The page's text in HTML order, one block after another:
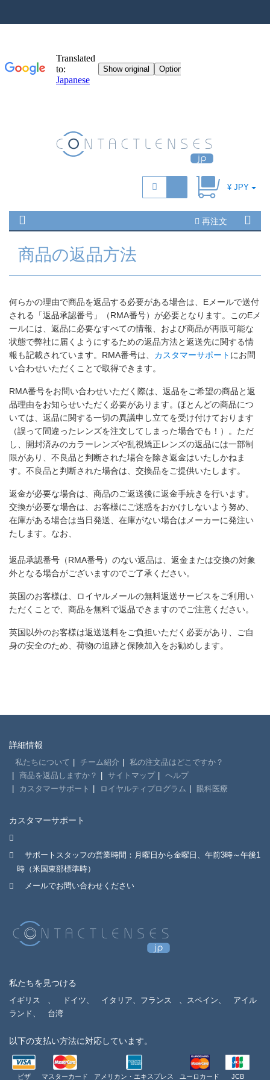
¥ JPY
再注文
商品の返品方法
何らかの理由で商品を返品する必要がある場合は、Eメールで送付
される「返品承認番号」（RMA番号）が必要となります。このEメ
ールには、返品に必要なすべての情報、および商品が再販可能な
状態で弊社に届くようにするための返品方法と返送先に関する情
報も記載されています。RMA番号は、 カスタマーサポート にお問
い合わせいただくことで取得できます。
RMA番号をお問い合わせいただく際は、返品をご希望の商品と返
品理由をお知らせいただく必要があります。ほとんどの商品につ
いては、返品に関する一切の異議申し立てを受け付けております
（誤って間違ったレンズを注文してしまった場合でも！）。ただ
し、開封済みのカラーレンズや乱視矯正レンズの返品には一部制
限があり、不良品と判断された場合を除き返金はいたしかねま
す。不良品と判断された場合は、交換品をご提供いたします。
返金が必要な場合は、商品のご返送後に返金手続きを行います。
交換が必要な場合は、お客様にご迷惑をおかけしないよう努め、
在庫がある場合は当日発送、在庫がない場合はメーカーに発注い
たします。なお、
返品承認番号（RMA番号）のない返品は、返金または交換の対象
外となる場合がございますのでご了承ください。
英国のお客様は、ロイヤルメールの無料返送サービスをご利用い
ただくことで、商品を無料で返品できますのでご注意ください。
英国以外のお客様は返送送料をご負担いただく必要があり、ご自
身の安全のため、荷物の追跡と保険加入をお勧めします。
詳細情報
私たちについて チーム紹介
私の注文品はどこですか？
商品を返品しますか？
サイトマップ
ヘルプ
カスタマーサポート
ロイヤルティプログラム 眼科医療
カスタマーサポート
サポートスタッフの営業時間：月曜日から金曜日、午前3時～午後1
時（米国東部標準時）
メールでお問い合わせください
私たちを見つける
イギリス 、 ドイツ、 イタリア、フランス 、スペイン、
アイル
ランド、
台湾
以下の支払い方法に対応しています。
ビザ マスターカード アメリカン・エキスプレス ユーロカード JCB